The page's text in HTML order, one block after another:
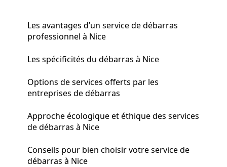
Les avantages d’un service de débarras
professionnel à Nice
Les spécificités du débarras à Nice
Options de services offerts par les
entreprises de débarras
Approche écologique et éthique des services
de débarras à Nice
Conseils pour bien choisir votre service de
débarras à Nice